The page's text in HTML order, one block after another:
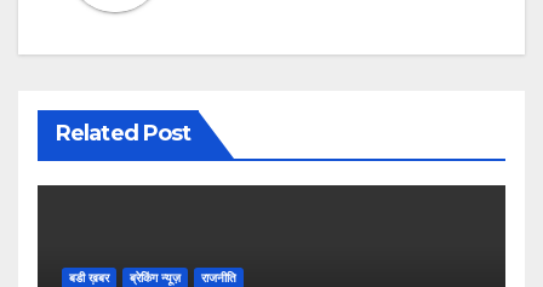
Related Post
बडी ख़बर ब्रेकिंग न्यूज़ राजनीति